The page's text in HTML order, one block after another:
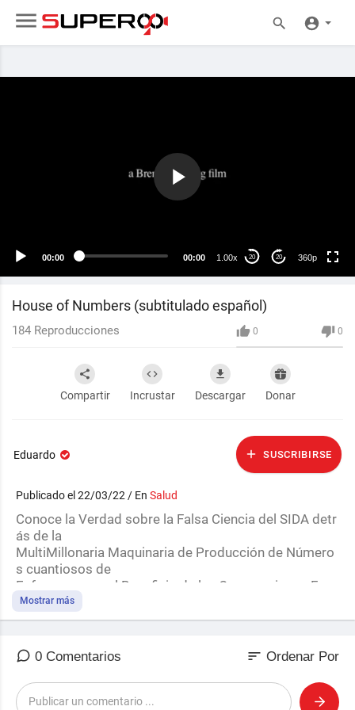
00:00 00:00 1.00x 20 20 360p
House of Numbers (subtitulado español)
0 0
184 Reproducciones
Compartir Incrustar Descargar Donar
Eduardo SUSCRIBIRSE
Publicado el 22/03/22 / En Salud
⁣Conoce la Verdad sobre la Falsa Ciencia del SIDA detr
ás de la
MultiMillonaria Maquinaria de Producción de Número
s cuantiosos de
Enfermos para el Beneficio de las Corporaciones Far
macéuticas
¿Qué es el VIH? ¿Qué es el SIDA? ¿Qué se está hacien
Estas preguntas fueron enviadas al director de cine c
Leung en un viaje por todo el mundo, desde los nivele
s más altos del
Mostrar más
0 Comentarios sort Ordenar Por